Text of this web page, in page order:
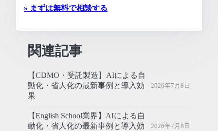
» まずは無料で相談する
関連記事
【CDMO・受託製造】AIによる自
動化・省人化の最新事例と導入効
果
2026年7月8日
【English School業界】AIによる自
動化・省人化の最新事例と導入効
2026年7月8日